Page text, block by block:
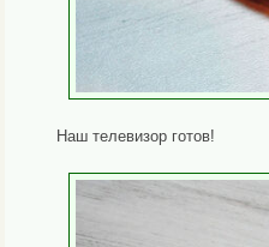
Наш телевизор готов!